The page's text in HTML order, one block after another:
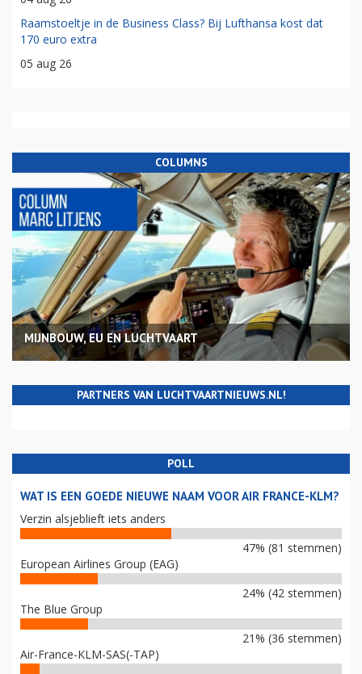
Raamstoeltje in de Business Class? Bij Lufthansa kost dat
170 euro extra
05 aug 26
COLUMNS
MIJNBOUW, EU EN LUCHTVAART
PARTNERS VAN LUCHTVAARTNIEUWS.NL!
POLL
WAT IS EEN GOEDE NIEUWE NAAM VOOR AIR FRANCE-KLM?
Verzin alsjeblieft iets anders
47% (81 stemmen)
European Airlines Group (EAG)
24% (42 stemmen)
The Blue Group
21% (36 stemmen)
Air-France-KLM-SAS(-TAP)